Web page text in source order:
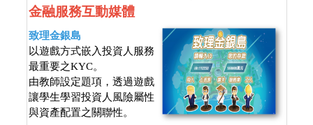
金融服務互動媒體
致理金銀島
以遊戲方式嵌入投資人服務
最重要之KYC。
由教師設定題項，透過遊戲
讓學生學習投資人風險屬性
與資產配置之關聯性。